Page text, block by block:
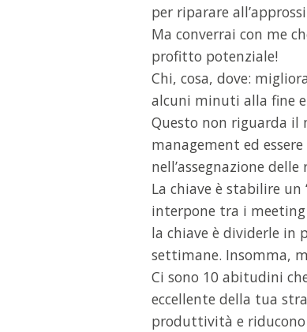
per riparare
Ma converrai con me
profitto potenziale!
Chi, cosa, dove:
alcuni minuti alla fine
Questo non riguarda il
management ed
nell’assegnazione
La chiave è stabilire
interpone tra i
la chiave è dividerle in
settimane. Insomma,
Ci sono 10 abitudini
eccellente della tua
produttività e riducono